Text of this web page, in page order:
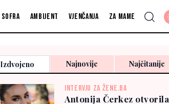
Sofra Ambijent Vjenčanja Za mame
Izdvojeno Najnovije Najčitanije
INTERVJU ZA ŽENE.BA
Antonija Čerkez otvorila